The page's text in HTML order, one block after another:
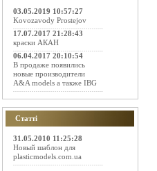
03.05.2019 10:57:27
Kovozavody Prostejov
17.07.2017 21:28:43
краски АКАН
06.04.2017 20:10:54
В продаже появились
новые производители
A&A models а также IBG
Статті
31.05.2010 11:25:28
Новый шаблон для
plasticmodels.com.ua